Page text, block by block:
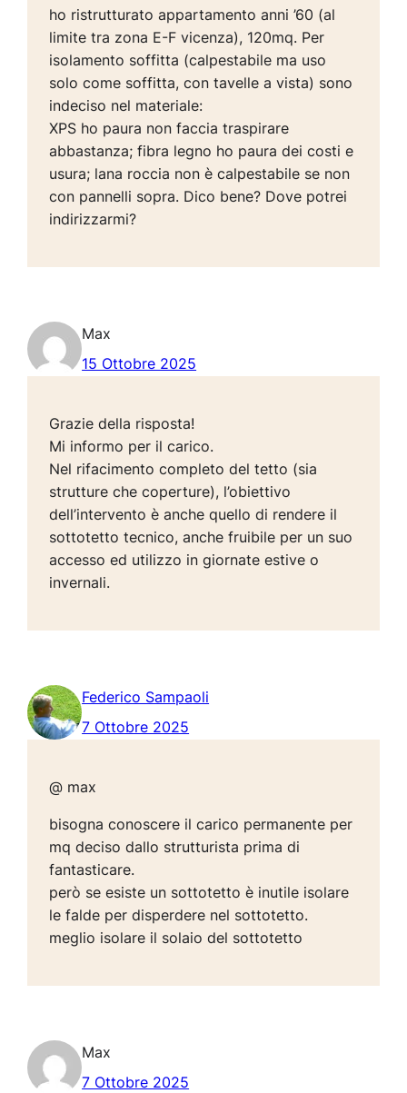
ho ristrutturato appartamento anni ’60 (al
limite tra zona E-F vicenza), 120mq. Per
isolamento soffitta (calpestabile ma uso
solo come soffitta, con tavelle a vista) sono
indeciso nel materiale:
XPS ho paura non faccia traspirare
abbastanza; fibra legno ho paura dei costi e
usura; lana roccia non è calpestabile se non
con pannelli sopra. Dico bene? Dove potrei
indirizzarmi?
Max
15 Ottobre 2025
Grazie della risposta!
Mi informo per il carico.
Nel rifacimento completo del tetto (sia
strutture che coperture), l’obiettivo
dell’intervento è anche quello di rendere il
sottotetto tecnico, anche fruibile per un suo
accesso ed utilizzo in giornate estive o
invernali.
Federico Sampaoli
7 Ottobre 2025
@ max
bisogna conoscere il carico permanente per
mq deciso dallo strutturista prima di
fantasticare.
però se esiste un sottotetto è inutile isolare
le falde per disperdere nel sottotetto.
meglio isolare il solaio del sottotetto
Max
7 Ottobre 2025